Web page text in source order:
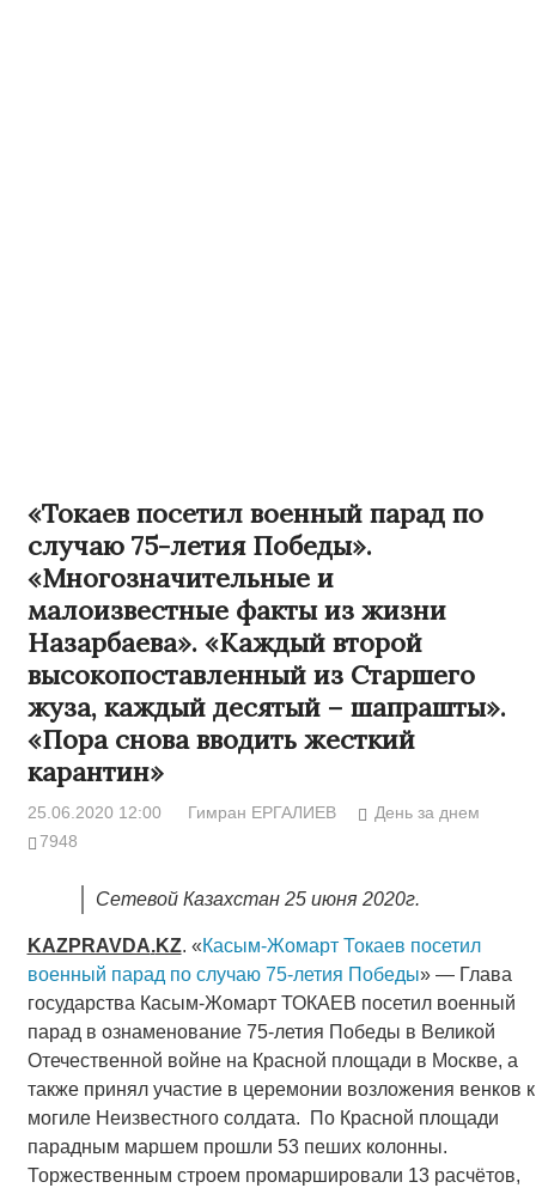
«Токаев посетил военный парад по
случаю 75-летия Победы».
«Многозначительные и
малоизвестные факты из жизни
Назарбаева». «Каждый второй
высокопоставленный из Старшего
жуза, каждый десятый – шапрашты».
«Пора снова вводить жесткий
карантин»
25.06.2020 12:00 Гимран ЕРГАЛИЕВ
День за днем
7948
Сетевой Казахстан 25 июня 2020г.
KAZPRAVDA.KZ. «Касым-Жомарт Токаев посетил
военный парад по случаю 75-летия Победы» — Глава
государства Касым-Жомарт ТОКАЕВ посетил военный
парад в ознаменование 75-летия Победы в Великой
Отечественной войне на Красной площади в Москве, а
также принял участие в церемонии возложения венков к
могиле Неизвестного солдата. По Красной площади
парадным маршем прошли 53 пеших колонны.
Торжественным строем промаршировали 13 расчётов,